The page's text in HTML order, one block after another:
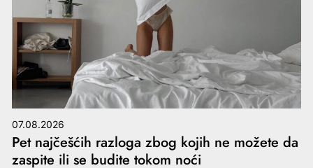
07.08.2026
Pet najčešćih razloga zbog kojih ne možete da
zaspite ili se budite tokom noći